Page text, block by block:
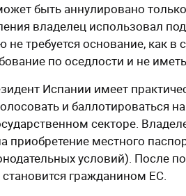
быть аннулировано
владелец использовал
требуется основание, как
по оседлости и не
Испании имеет
и баллотироваться
секторе.
приобретение местного
условий). После
гражданином ЕС.